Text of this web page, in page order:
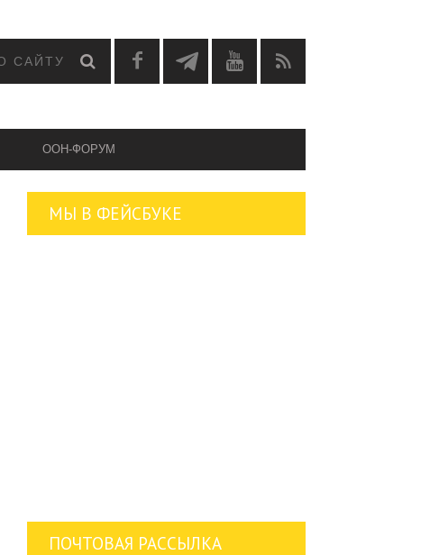
OOH-ФОРУМ
МЫ В ФЕЙСБУКЕ
ПОЧТОВАЯ РАССЫЛКА